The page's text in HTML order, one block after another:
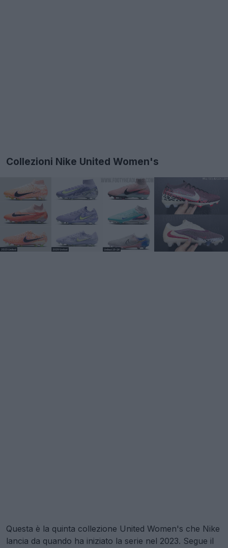
Collezioni Nike United Women's
Questa è la quinta collezione United Women's che Nike
lancia da quando ha iniziato la serie nel 2023. Segue il